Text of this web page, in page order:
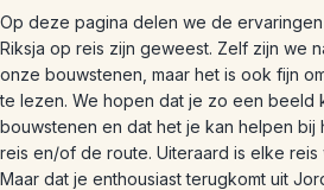
Op deze pagina delen we de
Riksja op reis zijn geweest. Zelf zijn we
onze bouwstenen, maar het is ook fijn
te lezen. We hopen dat je zo een beeld
bouwstenen en dat het je kan helpen bij
reis en/of de route. Uiteraard is elke reis
Maar dat je enthousiast terugkomt uit